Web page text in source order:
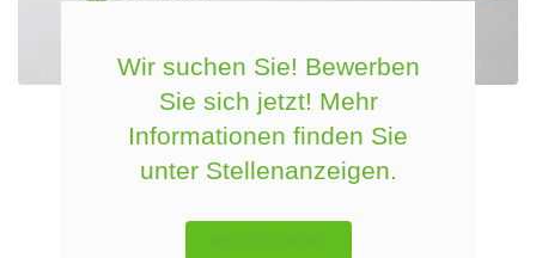
Wir suchen Sie! Bewerben
Sie sich jetzt! Mehr
Informationen finden Sie
unter Stellenanzeigen.